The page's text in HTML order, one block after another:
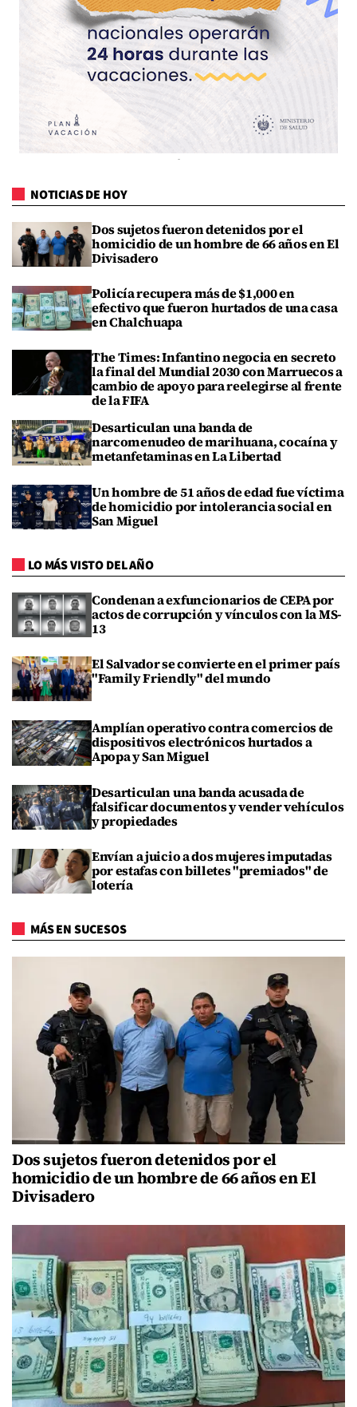
NOTICIAS DE HOY
Dos sujetos fueron detenidos por el
homicidio de un hombre de 66 años en El
Divisadero
Policía recupera más de $1,000 en
efectivo que fueron hurtados de una casa
en Chalchuapa
The Times: Infantino negocia en secreto
la final del Mundial 2030 con Marruecos a
cambio de apoyo para reelegirse al frente
de la FIFA
Desarticulan una banda de
narcomenudeo de marihuana, cocaína y
metanfetaminas en La Libertad
Un hombre de 51 años de edad fue víctima
de homicidio por intolerancia social en
San Miguel
LO MÁS VISTO DEL AÑO
Condenan a exfuncionarios de CEPA por
actos de corrupción y vínculos con la MS-
13
El Salvador se convierte en el primer país
"Family Friendly" del mundo
Amplían operativo contra comercios de
dispositivos electrónicos hurtados a
Apopa y San Miguel
Desarticulan una banda acusada de
falsificar documentos y vender vehículos
y propiedades
Envían a juicio a dos mujeres imputadas
por estafas con billetes "premiados" de
lotería
MÁS EN SUCESOS
Dos sujetos fueron detenidos por el
homicidio de un hombre de 66 años en El
Divisadero